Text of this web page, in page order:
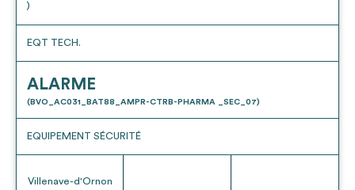
)
EQT TECH.
ALARME
(BVO_AC031_BAT88_AMPR-CTRB-PHARMA _SEC_07)
EQUIPEMENT SÉCURITÉ
Villenave-d'Ornon